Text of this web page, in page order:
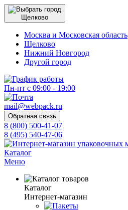
Щелково
Москва и Московская область
Щелково
Нижний Новгород
Другой город
Пн-пт с 09:00 - 19:00
mail@webpack.ru
Обратная связь
8 (800) 500-41-07
8 (495) 540-47-06
Каталог
Меню
Каталог
Интернет-магазин